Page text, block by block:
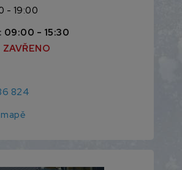
- 19:00
09:00 - 15:30
ZAVŘENO
824